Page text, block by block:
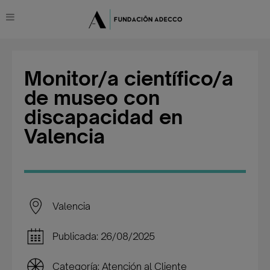
Monitor/a científico/a
de museo con
discapacidad en
Valencia
Valencia
Publicada: 26/08/2025
Categoría: Atención al Cliente